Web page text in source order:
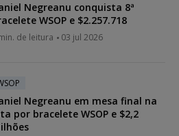
Negreanu conquista 8ª
WSOP e $2.257.718
de leitura 03 jul 2026
Negreanu em mesa final na
por bracelete WSOP e $2,2